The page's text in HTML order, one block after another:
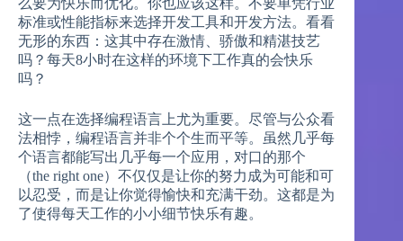
标准或性能指标来选择开发工具和开发方法。看看
无形的东西：这其中存在激情、骄傲和精湛技艺
吗？每天8小时在这样的环境下工作真的会快乐
吗？
这一点在选择编程语言上尤为重要。尽管与公众看
法相悖，编程语言并非个个生而平等。虽然几乎每
个语言都能写出几乎每一个应用，对口的那个
（the right one）不仅仅是让你的努力成为可能和可
以忍受，而是让你觉得愉快和充满干劲。这都是为
了使得每天工作的小小细节快乐有趣。